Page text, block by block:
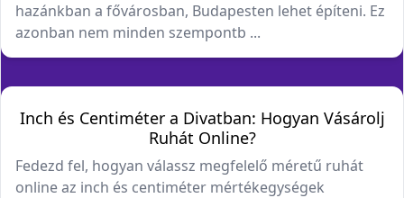
hazánkban a fővárosban, Budapesten lehet építeni. Ez
azonban nem minden szempontb ...
Inch és Centiméter a Divatban: Hogyan Vásárolj
Ruhát Online?
Fedezd fel, hogyan válassz megfelelő méretű ruhát
online az inch és centiméter mértékegységek